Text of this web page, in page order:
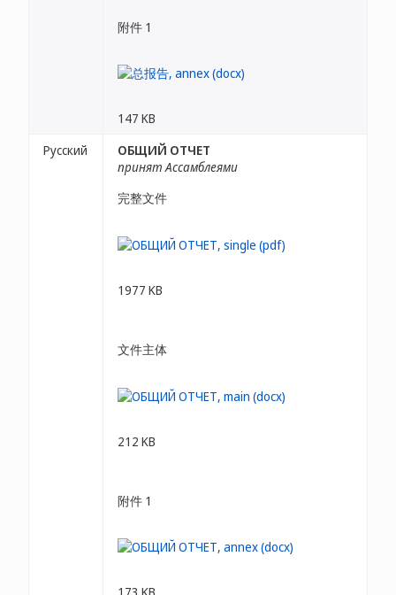
附件 1
147 KB
Русский
ОБЩИЙ ОТЧЕТ
принят Ассамблеями
完整文件
1977 KB
文件主体
212 KB
附件 1